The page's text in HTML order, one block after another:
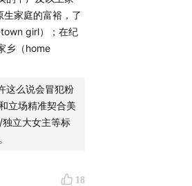
家庭的富裕，了
girl）；在纪
乡（home
这么说会冒犯粉
立场精准契合美
立大女主等标
18